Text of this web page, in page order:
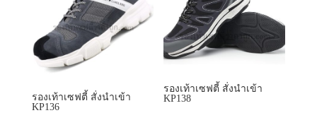
รองเท้าเซฟตี้ สั่งนำเข้า
KP136
รองเท้าเซฟตี้ สั่งนำเข้า
KP138